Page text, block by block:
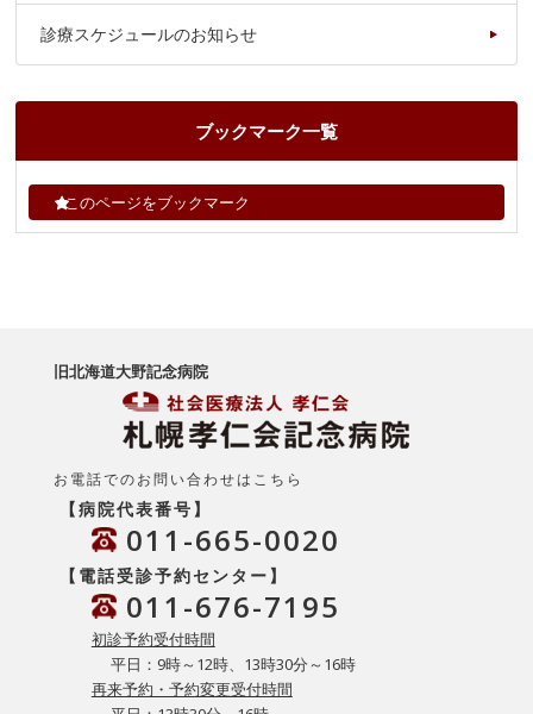
診療スケジュールのお知らせ
ブックマーク一覧
このページをブックマーク
旧北海道大野記念病院
お電話でのお問い合わせはこちら
【病院代表番号】
011-665-0020
【電話受診予約センター】
011-676-7195
初診予約受付時間
平日：9時～12時、13時30分～16時
再来予約・予約変更受付時間